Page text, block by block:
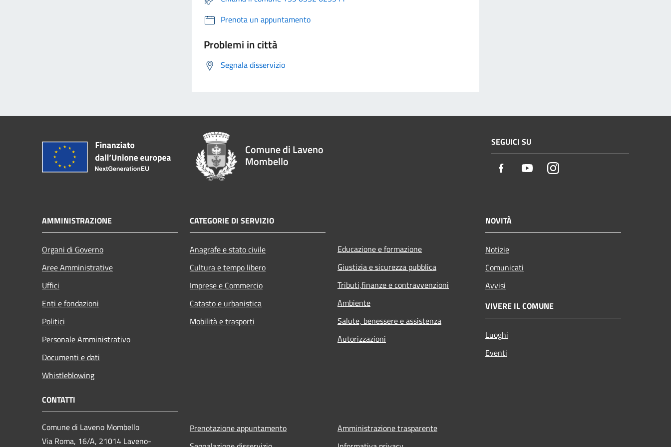
Prenota un appuntamento
Problemi in città
Segnala disservizio
Comune di Laveno
Mombello
SEGUICI SU
Facebook YoutubeInstagram
AMMINISTRAZIONE
Organi di Governo
Aree Amministrative
Uffici
Enti e fondazioni
Politici
Personale Amministrativo
Documenti e dati
Whistleblowing
CATEGORIE DI SERVIZIO
Anagrafe e stato civile
Cultura e tempo libero
Imprese e Commercio
Catasto e urbanistica
Mobilità e trasporti
Educazione e formazione
Giustizia e sicurezza pubblica
Tributi,finanze e contravvenzioni
Ambiente
Salute, benessere e assistenza
Autorizzazioni
NOVITÀ
Notizie
Comunicati
Avvisi
VIVERE IL COMUNE
Luoghi
Eventi
CONTATTI
Comune di Laveno Mombello
Via Roma, 16/A, 21014 Laveno-
Prenotazione appuntamento
Amministrazione trasparente